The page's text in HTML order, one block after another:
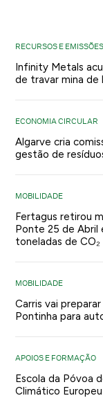
RECURSOS E EMISSÕES
Infinity Metals
de travar mina de
ECONOMIA CIRCULAR
Algarve cria
gestão de
MOBILIDADE
Fertagus retirou
Ponte 25 de Abril
toneladas de CO₂
MOBILIDADE
Carris vai
Pontinha para
APOIOS E FORMAÇÃO
Escola da Póvoa
Climático